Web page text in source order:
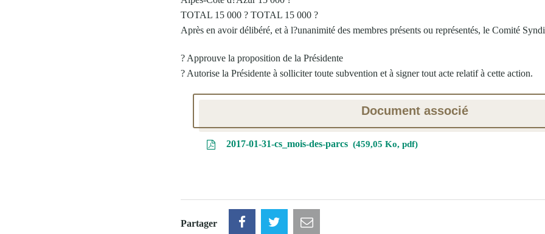
TOTAL 15 000 ? TOTAL 15 000 ?
Après en avoir délibéré, et à l?unanimité des membres présents ou représentés, le Comité
? Approuve la proposition de la Présidente
? Autorise la Présidente à solliciter toute subvention et à signer tout acte relatif à cette action.
Document associé
2017-01-31-cs_mois-des-parcs 459,05 Ko, pdf
Partager